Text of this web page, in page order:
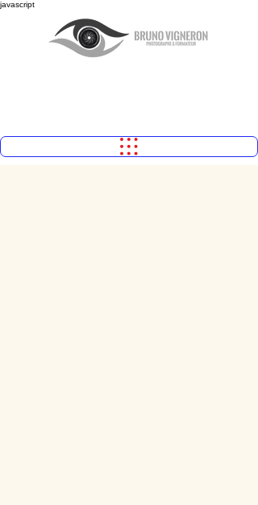
javascript